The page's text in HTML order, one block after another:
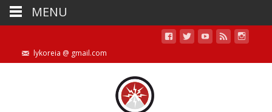
lykoreia @ gmail.com
MENU